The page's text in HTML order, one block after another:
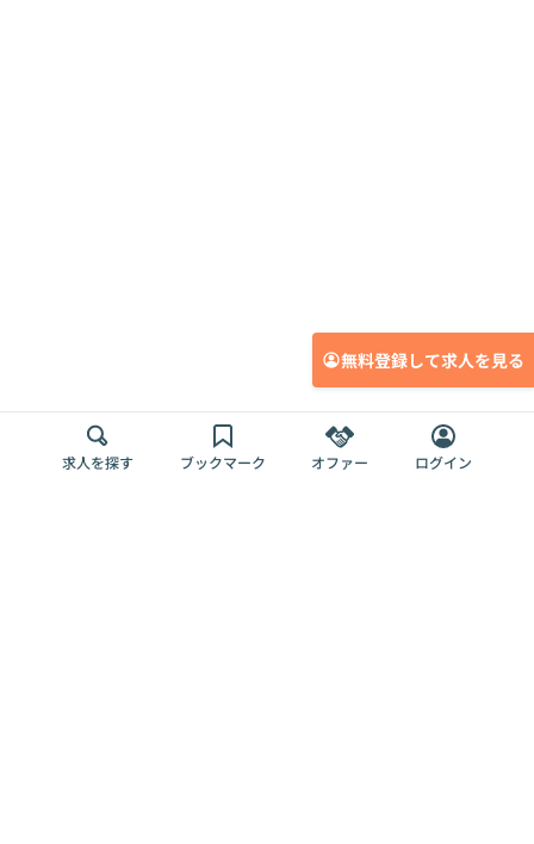
無料登録して求人を見る
求人を探す ブックマーク オファー ログイン